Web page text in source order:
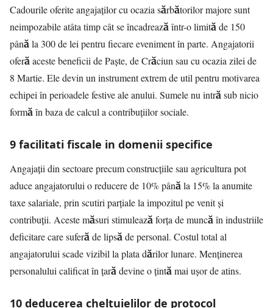
Cadourile oferite angajaților cu ocazia sărbătorilor majore sunt
neimpozabile atâta timp cât se încadrează într-o limită de 150
până la 300 de lei pentru fiecare eveniment în parte. Angajatorii
oferă aceste beneficii de Paște, de Crăciun sau cu ocazia zilei de
8 Martie. Ele devin un instrument extrem de util pentru motivarea
echipei în perioadele festive ale anului. Sumele nu intră sub nicio
formă în baza de calcul a contribuțiilor sociale.
9 facilitati fiscale in domenii specifice
Angajații din sectoare precum construcțiile sau agricultura pot
aduce angajatorului o reducere de 10% până la 15% la anumite
taxe salariale, prin scutiri parțiale la impozitul pe venit și
contribuții. Aceste măsuri stimulează forța de muncă în industriile
deficitare care suferă de lipsă de personal. Costul total al
angajatorului scade vizibil la plata dărilor lunare. Menținerea
personalului calificat în țară devine o țintă mai ușor de atins.
10 deducerea cheltuielilor de protocol